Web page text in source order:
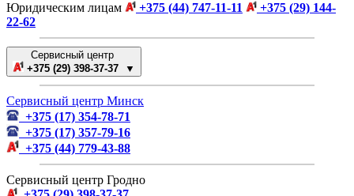
Юридическим лицам +375 (44) 747-11-11
+375 (29) 144-
22-62
Сервисный центр
+375 (29) 398-37-37 ▼
Сервисный центр Минск
+375 (17) 354-78-71
+375 (17) 357-79-16
+375 (44) 779-43-88
Сервисный центр Гродно